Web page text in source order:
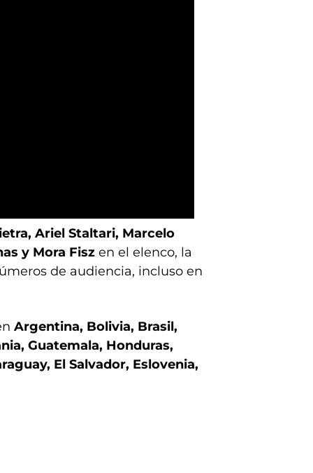
Ariel Staltari, Marcelo
y Mora Fisz en el elenco, la
de audiencia, incluso en
Argentina, Bolivia, Brasil,
Guatemala, Honduras,
El Salvador, Eslovenia,